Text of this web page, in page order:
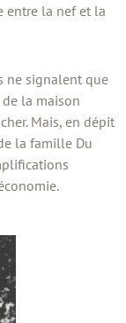
entre la nef et la
ne signalent que
la maison
Mais, en dépit
la famille Du